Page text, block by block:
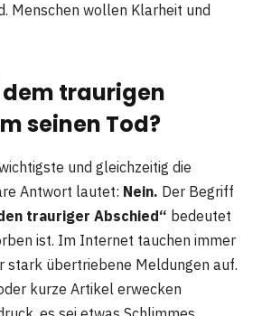
Menschen wollen Klarheit und
dem traurigen
seinen Tod?
und gleichzeitig die
Antwort lautet: Nein. Der Begriff
trauriger Abschied“ bedeutet
ist. Im Internet tauchen immer
stark übertriebene Meldungen auf.
kurze Artikel erwecken